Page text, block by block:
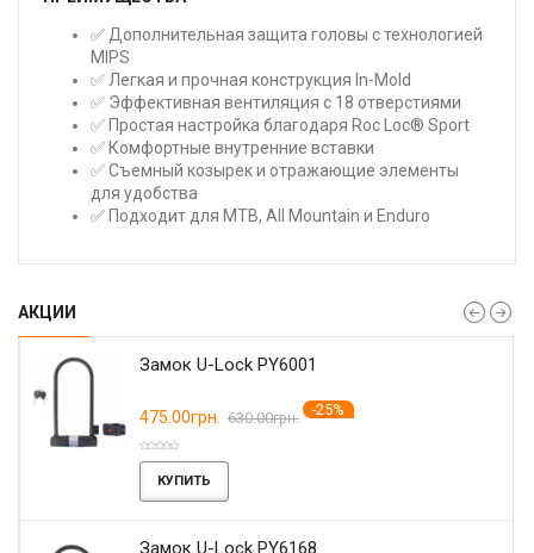
✅ Дополнительная защита головы с технологией
MIPS
✅ Легкая и прочная конструкция In-Mold
✅ Эффективная вентиляция с 18 отверстиями
✅ Простая настройка благодаря Roc Loc® Sport
✅ Комфортные внутренние вставки
✅ Съемный козырек и отражающие элементы
для удобства
✅ Подходит для MTB, All Mountain и Enduro
АКЦИИ
Замок U-Lock PY6001
475.00грн. 630.00грн. -25%
КУПИТЬ
Замок U-Lock PY6168